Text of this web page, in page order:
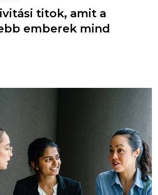
titok, amit a
emberek mind